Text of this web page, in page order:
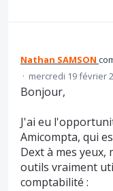
Nathan SAMSON
· mercredi 19 février
Bonjour,
J'ai eu
Amicompta, qui
Dext à mes yeux,
outils vraiment
comptabilité :